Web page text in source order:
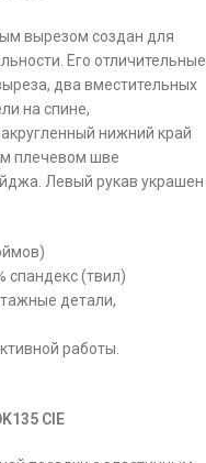
вырезом создан для
Его отличительные
два вместительных
на спине,
нижний край
плечевом шве
Левый рукав украшен
спандекс (твил)
детали,
работы.
CIE